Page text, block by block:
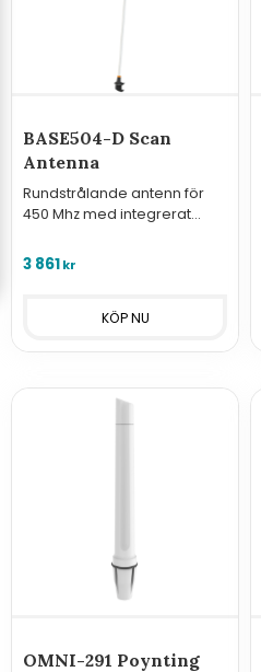
BASE504-D Scan
Antenna
Rundstrålande antenn för
450 Mhz med integrerat
3 861kr
OMNI-291 Poynting